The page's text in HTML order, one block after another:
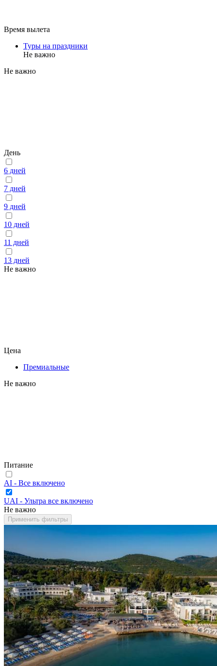
Время вылета
Туры на праздники
Не важно
Не важно
День
6 дней
7 дней
9 дней
10 дней
11 дней
13 дней
Не важно
Цена
Премиальные
Не важно
Питание
AI - Все включено
UAI - Ультра все включено
Не важно
Применить фильтры